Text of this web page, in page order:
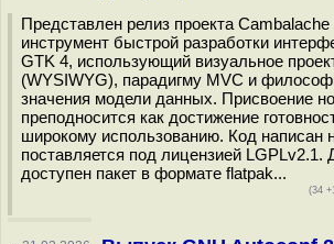
Представлен релиз проекта
инструмент быстрой разработки
GTK 4, использующий визуальное
(WYSIWYG), парадигму MVC и
значения модели данных. Присвоение
преподносится как достижение
широкому использованию. Код написан
поставляется под лицензией LGPLv2.1.
доступен пакет в формате flatpak...
(34